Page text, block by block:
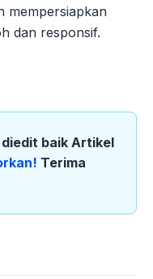
mempersiapkan
dan responsif.
baik Artikel
Terima